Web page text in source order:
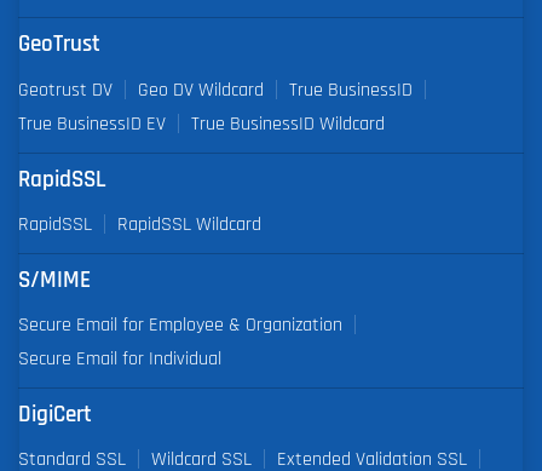
GeoTrust
Geotrust DV Geo DV Wildcard
True BusinessID
True BusinessID EV
True BusinessID Wildcard
RapidSSL
RapidSSL RapidSSL Wildcard
S/MIME
Secure Email for Employee & Organization
Secure Email for Individual
DigiCert
Standard SSL Wildcard SSL
Extended Validation SSL